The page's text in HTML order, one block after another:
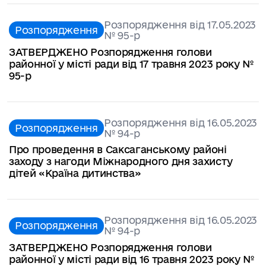
Розпорядження Розпорядження від 17.05.2023
№ 95-р
ЗАТВЕРДЖЕНО Розпорядження голови
районної у місті ради від 17 травня 2023 року №
95-р
Розпорядження Розпорядження від 16.05.2023
№ 94-р
Про проведення в Саксаганському районі
заходу з нагоди Міжнародного дня захисту
дітей «Країна дитинства»
Розпорядження Розпорядження від 16.05.2023
№ 94-р
ЗАТВЕРДЖЕНО Розпорядження голови
районної у місті ради від 16 травня 2023 року №